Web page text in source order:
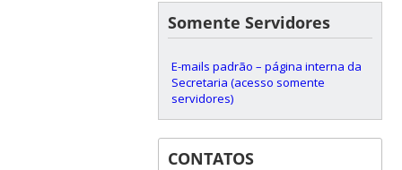
Somente Servidores
E-mails padrão – página interna da
Secretaria (acesso somente
servidores)
CONTATOS